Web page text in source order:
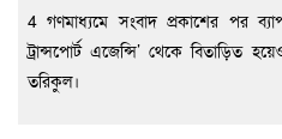
4 গণমাধ্যমে সংবাদ প্রকাশের পর
ট্রান্সপোর্ট এজেন্সি’ থেকে বিতাড়িত
তরিকুল।